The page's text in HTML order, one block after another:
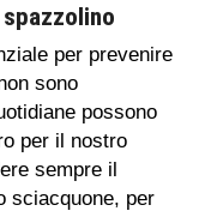
per prevenire
sono
possono
per il nostro
sempre il
sciacquone, per